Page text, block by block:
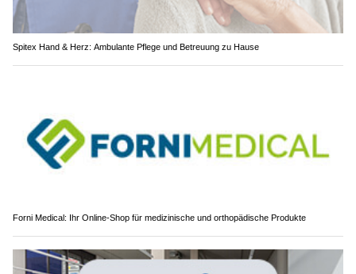
Spitex Hand & Herz: Ambulante Pflege und Betreuung zu Hause
Forni Medical: Ihr Online-Shop für medizinische und orthopädische Produkte